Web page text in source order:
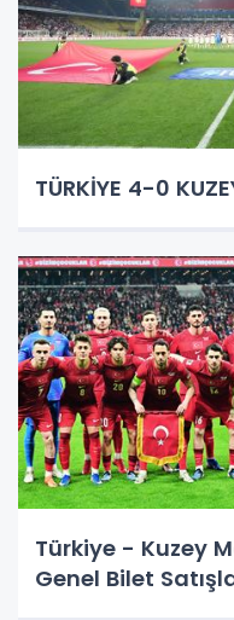
TÜRKİYE 4-0
Türkiye - Kuzey
Genel Bilet